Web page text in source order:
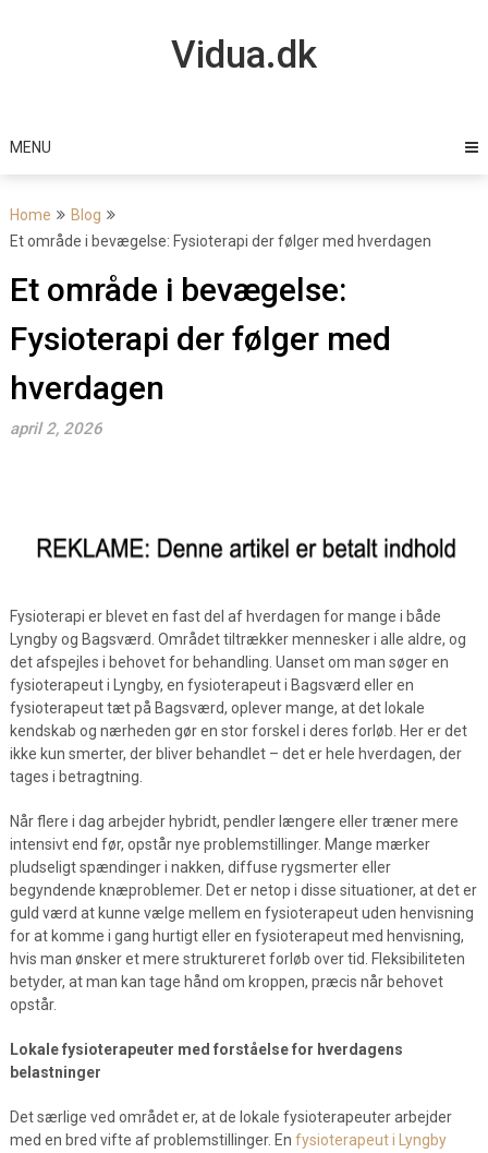
Vidua.dk
MENU
Home
Blog
Et område i bevægelse: Fysioterapi der følger med hverdagen
Et område i bevægelse:
Fysioterapi der følger med
hverdagen
april 2, 2026
Fysioterapi er blevet en fast del af hverdagen for mange i både
Lyngby og Bagsværd. Området tiltrækker mennesker i alle aldre, og
det afspejles i behovet for behandling. Uanset om man søger en
fysioterapeut i Lyngby, en fysioterapeut i Bagsværd eller en
fysioterapeut tæt på Bagsværd, oplever mange, at det lokale
kendskab og nærheden gør en stor forskel i deres forløb. Her er det
ikke kun smerter, der bliver behandlet – det er hele hverdagen, der
tages i betragtning.
Når flere i dag arbejder hybridt, pendler længere eller træner mere
intensivt end før, opstår nye problemstillinger. Mange mærker
pludseligt spændinger i nakken, diffuse rygsmerter eller
begyndende knæproblemer. Det er netop i disse situationer, at det er
guld værd at kunne vælge mellem en fysioterapeut uden henvisning
for at komme i gang hurtigt eller en fysioterapeut med henvisning,
hvis man ønsker et mere struktureret forløb over tid. Fleksibiliteten
betyder, at man kan tage hånd om kroppen, præcis når behovet
opstår.
Lokale fysioterapeuter med forståelse for hverdagens
belastninger
Det særlige ved området er, at de lokale fysioterapeuter arbejder
med en bred vifte af problemstillinger. En fysioterapeut i Lyngby